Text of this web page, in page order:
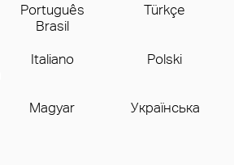
Português
Brasil
Türkçe
Italiano Polski
Magyar Українська